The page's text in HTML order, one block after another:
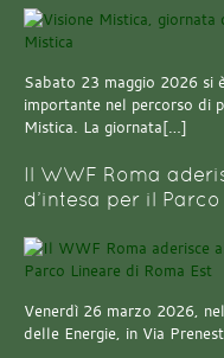
Sabato 23 maggio 2026 si
importante nel percorso di
Mistica. La giornata[…]
Il WWF Roma
d’intesa per il
Venerdì 26 marzo 2026,
delle Energie, in Via